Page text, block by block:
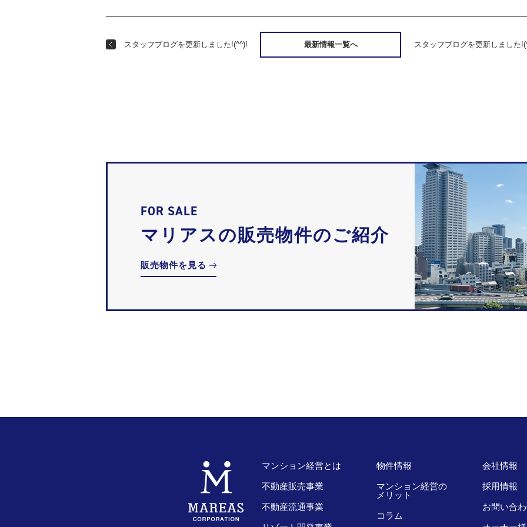
スタッフブログを更新しました!(^^)! 最新情報一覧へ スタッフブログを更新しました
FOR SALE
マリアスの販売物件のご紹介
販売物件を見る
マンション経営とは
不動産販売事業
不動産流通事業
物件情報
マンション経営の
メリット
コラム
会社情報
採用情報
お問い合